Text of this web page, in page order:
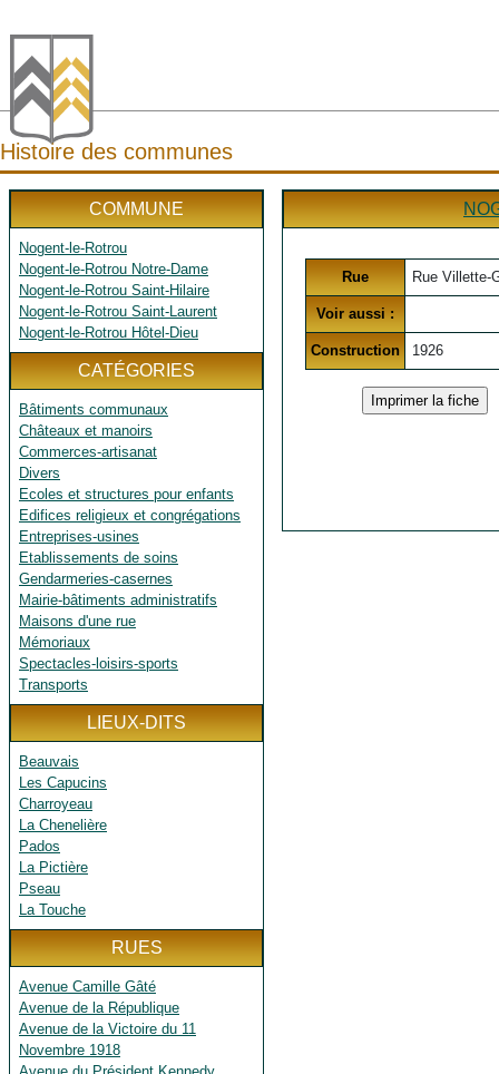
Histoire des communes
COMMUNE
Nogent-le-Rotrou
Nogent-le-Rotrou Notre-Dame
Nogent-le-Rotrou Saint-Hilaire
Nogent-le-Rotrou Saint-Laurent
Nogent-le-Rotrou Hôtel-Dieu
CATÉGORIES
Bâtiments communaux
Châteaux et manoirs
Commerces-artisanat
Divers
Ecoles et structures pour enfants
Edifices religieux et congrégations
Entreprises-usines
Etablissements de soins
Gendarmeries-casernes
Mairie-bâtiments administratifs
Maisons d'une rue
Mémoriaux
Spectacles-loisirs-sports
Transports
LIEUX-DITS
Beauvais
Les Capucins
Charroyeau
La Chenelière
Pados
La Pictière
Pseau
La Touche
RUES
Avenue Camille Gâté
Avenue de la République
Avenue de la Victoire du 11
Novembre 1918
Rue Rue Villette-
Voir aussi :
Construction 1926